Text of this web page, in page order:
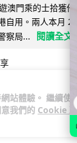
站體驗。 繼續使
我們的 Cookie 政
澳門乘的士拾獲他
自用。兩人本月 2
察局...
閱讀全文